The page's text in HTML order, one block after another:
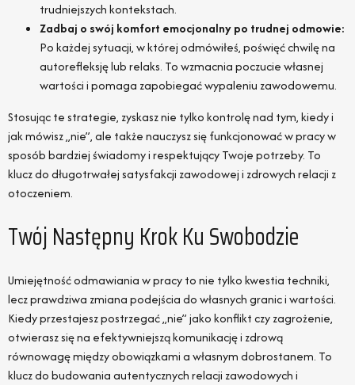
trudniejszych kontekstach.
Zadbaj o swój komfort emocjonalny po trudnej odmowie:
Po każdej sytuacji, w której odmówiłeś, poświęć chwilę na
autorefleksję lub relaks. To wzmacnia poczucie własnej
wartości i pomaga zapobiegać wypaleniu zawodowemu.
Stosując te strategie, zyskasz nie tylko kontrolę nad tym, kiedy i
jak mówisz „nie”, ale także nauczysz się funkcjonować w pracy w
sposób bardziej świadomy i respektujący Twoje potrzeby. To
klucz do długotrwałej satysfakcji zawodowej i zdrowych relacji z
otoczeniem.
Twój Następny Krok Ku Swobodzie
Umiejętność odmawiania w pracy to nie tylko kwestia techniki,
lecz prawdziwa zmiana podejścia do własnych granic i wartości.
Kiedy przestajesz postrzegać „nie” jako konflikt czy zagrożenie,
otwierasz się na efektywniejszą komunikację i zdrową
równowagę między obowiązkami a własnym dobrostanem. To
klucz do budowania autentycznych relacji zawodowych i